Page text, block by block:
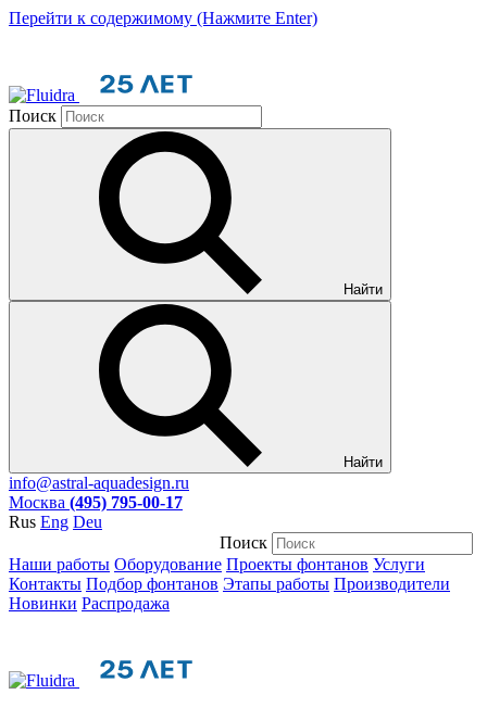
Перейти к содержимому (Нажмите Enter)
Поиск
Найти
Найти
info@astral-aquadesign.ru
Москва (495) 795-00-17
Rus Eng Deu
Поиск
Наши работы Оборудование Проекты фонтанов Услуги
Контакты Подбор фонтанов Этапы работы Производители
Новинки Распродажа